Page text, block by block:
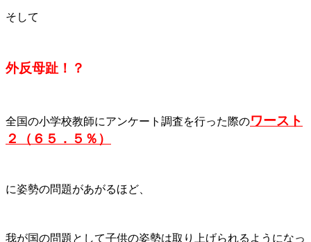
そして
外反母趾！？
全国の小学校教師にアンケート調査を行った際のワースト
２（６５．５％）
に姿勢の問題があがるほど、
我が国の問題として子供の姿勢は取り上げられるようになっ